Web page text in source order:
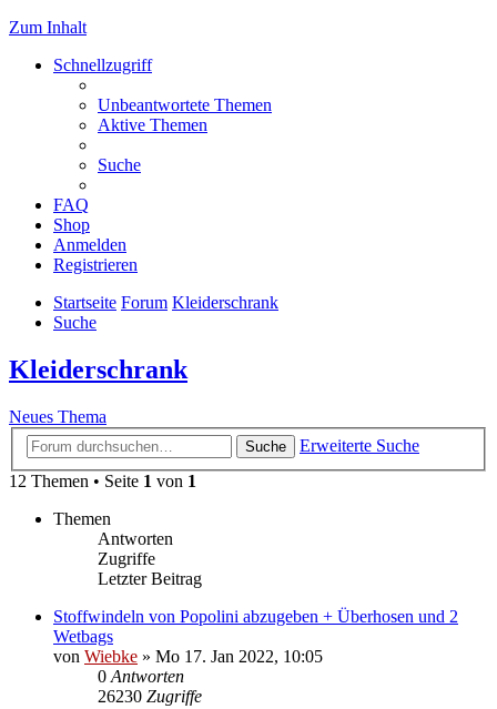
Zum Inhalt
Schnellzugriff
Unbeantwortete Themen
Aktive Themen
Suche
FAQ
Shop
Anmelden
Registrieren
Startseite Forum Kleiderschrank
Suche
Kleiderschrank
Neues Thema
Suche
Erweiterte Suche
12 Themen • Seite 1 von 1
Themen
Antworten
Zugriffe
Letzter Beitrag
Stoffwindeln von Popolini abzugeben + Überhosen und 2
Wetbags
von Wiebke » Mo 17. Jan 2022, 10:05
0Antworten
26230 Zugriffe